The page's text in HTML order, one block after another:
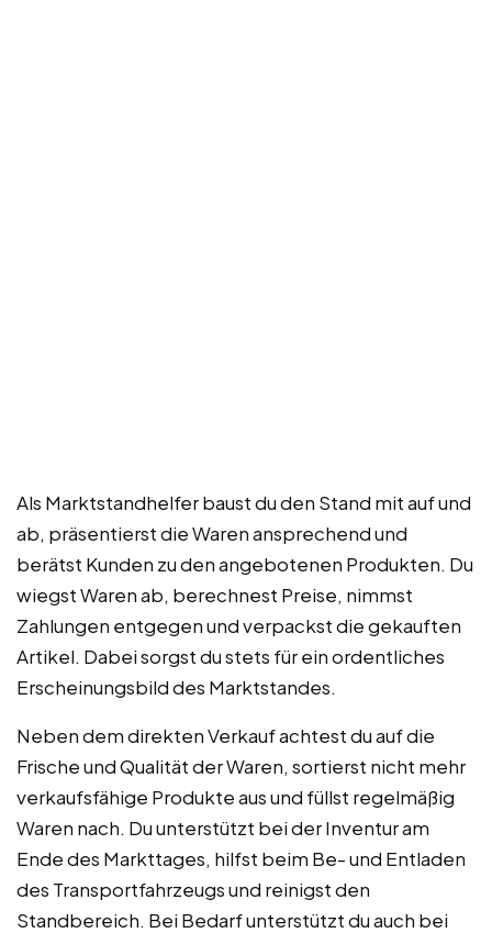
Als Marktstandhelfer baust du den Stand mit auf und
ab, präsentierst die Waren ansprechend und
berätst Kunden zu den angebotenen Produkten. Du
wiegst Waren ab, berechnest Preise, nimmst
Zahlungen entgegen und verpackst die gekauften
Artikel. Dabei sorgst du stets für ein ordentliches
Erscheinungsbild des Marktstandes.
Neben dem direkten Verkauf achtest du auf die
Frische und Qualität der Waren, sortierst nicht mehr
verkaufsfähige Produkte aus und füllst regelmäßig
Waren nach. Du unterstützt bei der Inventur am
Ende des Markttages, hilfst beim Be- und Entladen
des Transportfahrzeugs und reinigst den
Standbereich. Bei Bedarf unterstützt du auch bei